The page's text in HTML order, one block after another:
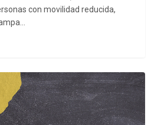
con movilidad reducida,